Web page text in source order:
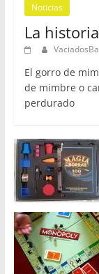
Noticias
La
El gorro de
de mimbre o
perdurado